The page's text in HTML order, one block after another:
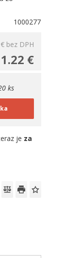
1000277
bez DPH
1.22 €
ks
je za